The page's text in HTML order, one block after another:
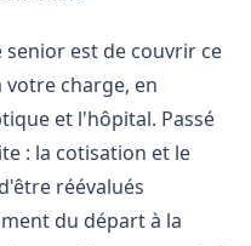
est de couvrir ce
votre charge, en
et l'hôpital. Passé
: la cotisation et le
réévalués
du départ à la